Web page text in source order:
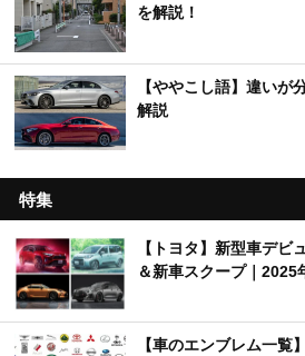
を解説！
【ややこし語】違いが
解説
特集
【トヨタ】新型車デビ
＆新車スクープ｜2025
【車のエンブレム一覧